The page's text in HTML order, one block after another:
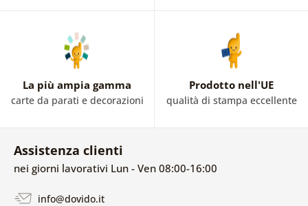
La più ampia gamma
carte da parati e decorazioni
Prodotto nell'UE
qualità di stampa eccellente
Assistenza clienti
nei giorni lavorativi Lun - Ven 08:00-16:00
info@dovido.it